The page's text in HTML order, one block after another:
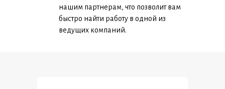
нашим партнерам, что позволит вам
быстро найти работу в одной из
ведущих компаний.